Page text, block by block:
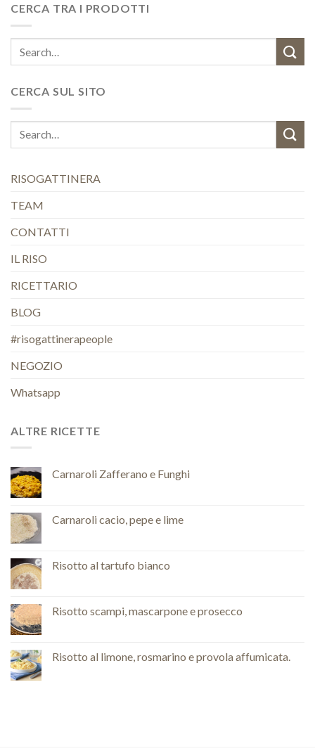
CERCA TRA I PRODOTTI
CERCA SUL SITO
RISOGATTINERA
TEAM
CONTATTI
IL RISO
RICETTARIO
BLOG
#risogattinerapeople
NEGOZIO
Whatsapp
ALTRE RICETTE
Carnaroli Zafferano e Funghi
Carnaroli cacio, pepe e lime
Risotto al tartufo bianco
Risotto scampi, mascarpone e prosecco
Risotto al limone, rosmarino e provola affumicata.